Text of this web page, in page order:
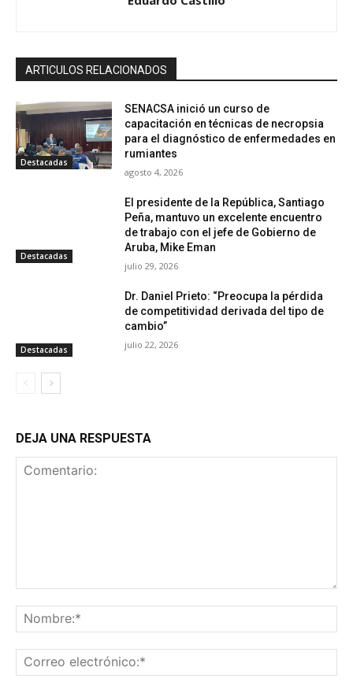
ARTICULOS RELACIONADOS
Destacadas
SENACSA inició un curso de
capacitación en técnicas de necropsia
para el diagnóstico de enfermedades en
rumiantes
agosto 4, 2026
Destacadas
El presidente de la República, Santiago
Peña, mantuvo un excelente encuentro
de trabajo con el jefe de Gobierno de
Aruba, Mike Eman
julio 29, 2026
Destacadas
Dr. Daniel Prieto: “Preocupa la pérdida
de competitividad derivada del tipo de
cambio”
julio 22, 2026
DEJA UNA RESPUESTA